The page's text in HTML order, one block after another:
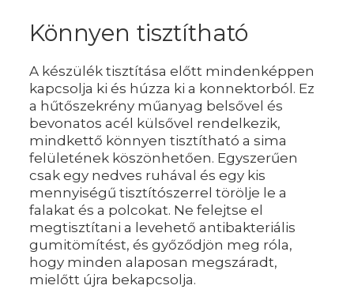
Könnyen tisztítható
A készülék tisztítása előtt mindenképpen
kapcsolja ki és húzza ki a konnektorból. Ez
a hűtőszekrény műanyag belsővel és
bevonatos acél külsővel rendelkezik,
mindkettő könnyen tisztítható a sima
felületének köszönhetően. Egyszerűen
csak egy nedves ruhával és egy kis
mennyiségű tisztítószerrel törölje le a
falakat és a polcokat. Ne felejtse el
megtisztítani a levehető antibakteriális
gumitömítést, és győződjön meg róla,
hogy minden alaposan megszáradt,
mielőtt újra bekapcsolja.